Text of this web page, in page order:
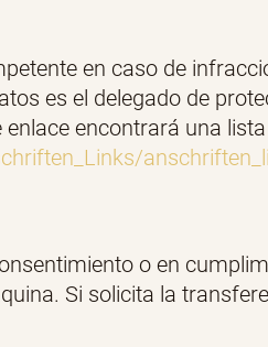
en caso de
es el delegado de
encontrará una
o en
Si solicita la